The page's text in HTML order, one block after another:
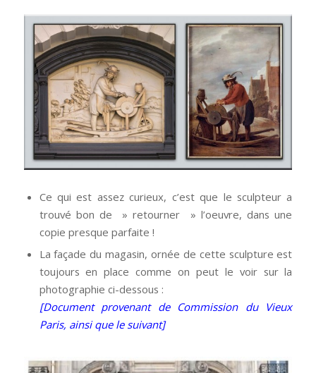
Ce qui est assez curieux, c’est que le sculpteur a
trouvé bon de » retourner » l’oeuvre, dans une
copie presque parfaite !
La façade du magasin, ornée de cette sculpture est
toujours en place comme on peut le voir sur la
photographie ci-dessous :
[Document provenant de Commission du Vieux
Paris, ainsi que le suivant]